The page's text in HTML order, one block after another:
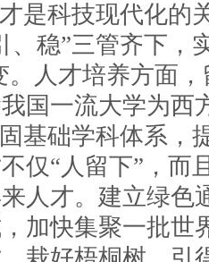
是科技现代化的
、稳”三管齐下，
。人才培养方面
国一流大学为西
基础学科体系，
仅“人留下”，而
人才。建立绿色
加快集聚一批世